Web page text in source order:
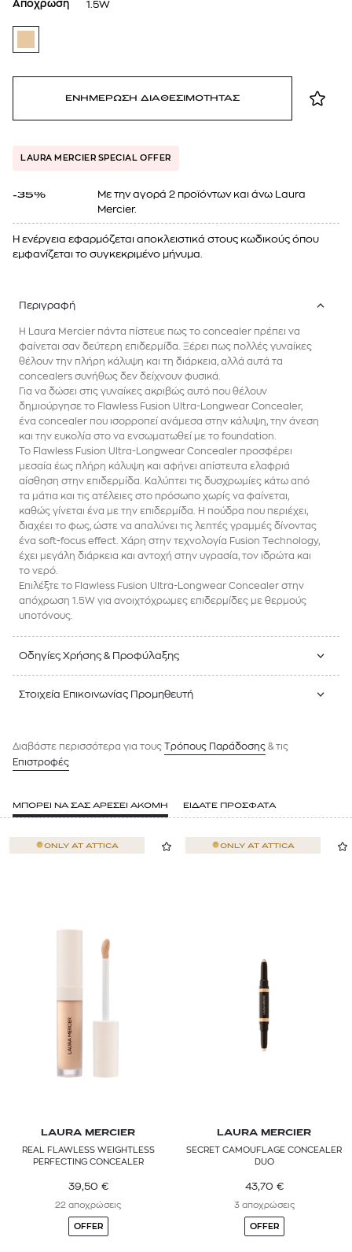
Απόχρωση 1.5W
ΕΝΗΜΕΡΩΣΗ ΔΙΑΘΕΣΙΜΟΤΗΤΑΣ
LAURA MERCIER SPECIAL OFFER
-35%
Mε την αγορά 2 προϊόντων και άνω Laura
Mercier.
Η ενέργεια εφαρμόζεται αποκλειστικά στους κωδικούς όπου
εμφανίζεται το συγκεκριμένο μήνυμα.
Περιγραφή
Η Laura Mercier πάντα πίστευε πως το concealer πρέπει να
φαίνεται σαν δεύτερη επιδερμίδα. Ξέρει πως πολλές γυναίκες
θέλουν την πλήρη κάλυψη και τη διάρκεια, αλλά αυτά τα
concealers συνήθως δεν δείχνουν φυσικά.
Για να δώσει στις γυναίκες ακριβώς αυτό που θέλουν
δημιούργησε το Flawless Fusion Ultra-Longwear Concealer,
ένα concealer που ισορροπεί ανάμεσα στην κάλυψη, την άνεση
και την ευκολία στο να ενσωματωθεί με το foundation.
To Flawless Fusion Ultra-Longwear Concealer προσφέρει
μεσαία έως πλήρη κάλυψη και αφήνει απίστευτα ελαφριά
αίσθηση στην επιδερμίδα. Καλύπτει τις δυσχρωμίες κάτω από
τα μάτια και τις ατέλειες στο πρόσωπο χωρίς να φαίνεται,
καθώς γίνεται ένα με την επιδερμίδα. Η πούδρα που περιέχει,
διαχέει το φως, ώστε να απαλύνει τις λεπτές γραμμές δίνοντας
ένα soft-focus effect. Χάρη στην τεχνολογία Fusion Technology,
έχει μεγάλη διάρκεια και αντοχή στην υγρασία, τον ιδρώτα και
το νερό.
Επιλέξτε το Flawless Fusion Ultra-Longwear Concealer στην
απόχρωση 1.5W για ανοιχτόχρωμες επιδερμίδες με θερμούς
υποτόνους.
Οδηγίες Χρήσης & Προφύλαξης
Στοιχεία Επικοινωνίας Προμηθευτή
Διαβάστε περισσότερα για τους Tρόπους Παράδοσης & τις
Επιστροφές
ΜΠΟΡΕΙ ΝΑ ΣΑΣ ΑΡΕΣΕΙ ΑΚΟΜΗ ΕΙΔΑΤΕ ΠΡΟΣΦΑΤΑ
ONLY AT ATTICA
LAURA MERCIER
REAL FLAWLESS WEIGHTLESS
PERFECTING CONCEALER
39,50 €
22 αποχρώσεις
OFFER
ONLY AT ATTICA
LAURA MERCIER
SECRET CAMOUFLAGE CONCEALER
DUO
43,70 €
3 αποχρώσεις
OFFER